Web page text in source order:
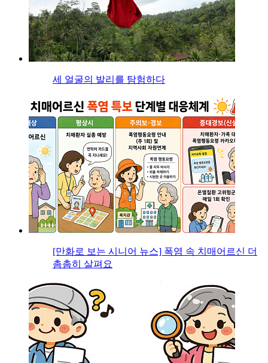
세 얼굴의 발리를 탐험하다
[만화로 보는 시니어 뉴스] 폭염 속 치매어르신 더
촘촘히 살펴요